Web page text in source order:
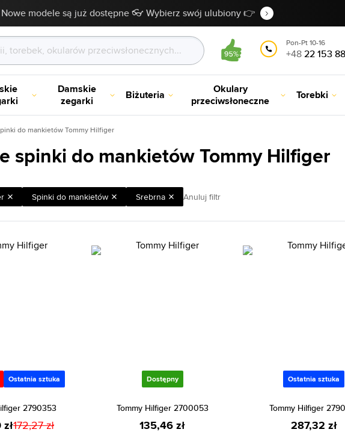
Nowe modele są już dostępne 👓 Wybierz swój ulubiony 👉
Pon-Pt 10-16
+4822 153
Damskie
zegarki
Biżuteria
Okulary
przeciwsłoneczne
Torebki
do mankietów Tommy Hilfiger
spinki do mankietów Tommy Hilfiger
Spinki do mankietów Srebrna Anuluj filtr
Ostatnia sztuka
2790353
172,27 zł
Dostępny
Tommy Hilfiger 2700053
135,46 zł
Ostatnia sztuka
Tommy Hilfiger
287,32 zł